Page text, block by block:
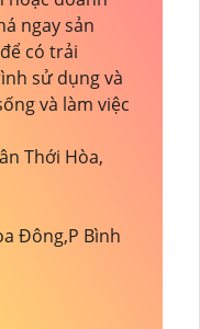
ngay sản
có trải
sử dụng và
và làm việc
Thới Hòa,
Đông,P Bình